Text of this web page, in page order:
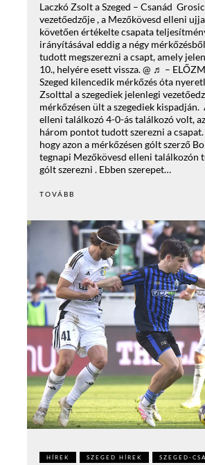
Laczkó Zsolt a Szeged – Csanád
vezetőedzője , a Mezőkövesd elleni
követően értékelte csapata
irányításával eddig a négy
tudott megszerezni a csapt, amely
10., helyére esett vissza. @ ♬ –
Szeged kilencedik mérkőzés óta
Zsolttal a szegediek jelenlegi
mérkőzésen ült a szegediek
elleni találkozó 4-0-ás találkozó volt,
három pontot tudott szerezni a csapat.
hogy azon a mérkőzésen gólt szerző
tegnapi Mezőkövesd elleni találkozón
gólt szerezni . Ebben szerepet…
TOVÁBB
HÍREK SZEGED HÍREK SZEGED-